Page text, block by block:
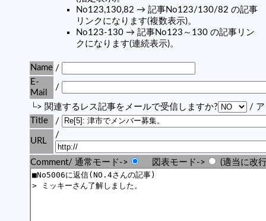
No123,130,82 → 記事No123/130/82 の記事
リンクになります(複数表示)。
No123-130 → 記事No123～130 の記事リン
クになります(連続表示)。
Name /
E-
Mail
/
└> 関連するレス記事をメールで受信しますか?
/ ア
Title
/
URL
/
Comment/ 通常モード-> 図表モード-> (適当に改